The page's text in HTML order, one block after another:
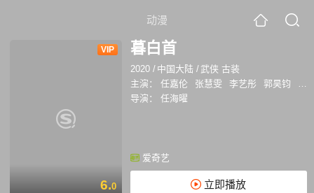
动漫
VIP
6.0
暮白首
2020 / 中国大陆 / 武侠 古装
主演：
任嘉伦 张慧雯 李艺彤 郭昊钧
卢
导演：
任海曜
爱奇艺
立即播放